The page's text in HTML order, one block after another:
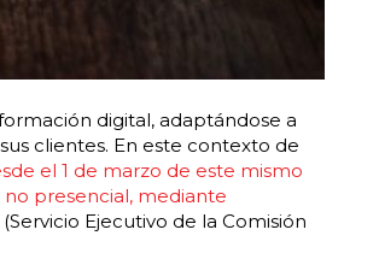
digital, adaptándose a
clientes. En este contexto de
el 1 de marzo de este mismo
presencial, mediante
(Servicio Ejecutivo de la Comisión